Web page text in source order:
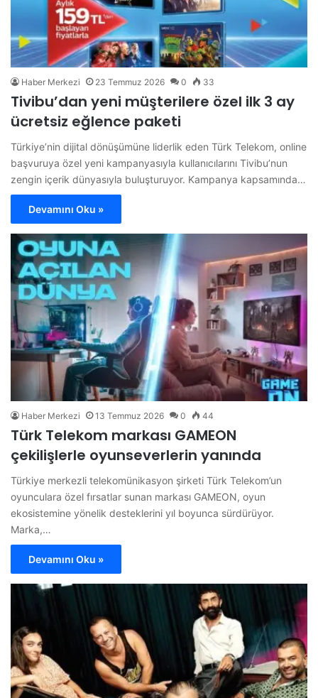
Haber Merkezi 23 Temmuz 2026 0 33
Tivibu’dan yeni müşterilere özel ilk 3 ay
ücretsiz eğlence paketi
Türkiye’nin dijital dönüşümüne liderlik eden Türk Telekom, online
başvuruya özel yeni kampanyasıyla kullanıcılarını Tivibu’nun
zengin içerik dünyasıyla buluşturuyor. Kampanya kapsamında…
Devamını Oku »
Haber Merkezi 13 Temmuz 2026 0 44
Türk Telekom markası GAMEON
çekilişlerle oyunseverlerin yanında
Türkiye merkezli telekomünikasyon şirketi Türk Telekom’un
oyunculara özel fırsatlar sunan markası GAMEON, oyun
ekosistemine yönelik desteklerini yıl boyunca sürdürüyor.
Marka,…
Devamını Oku »